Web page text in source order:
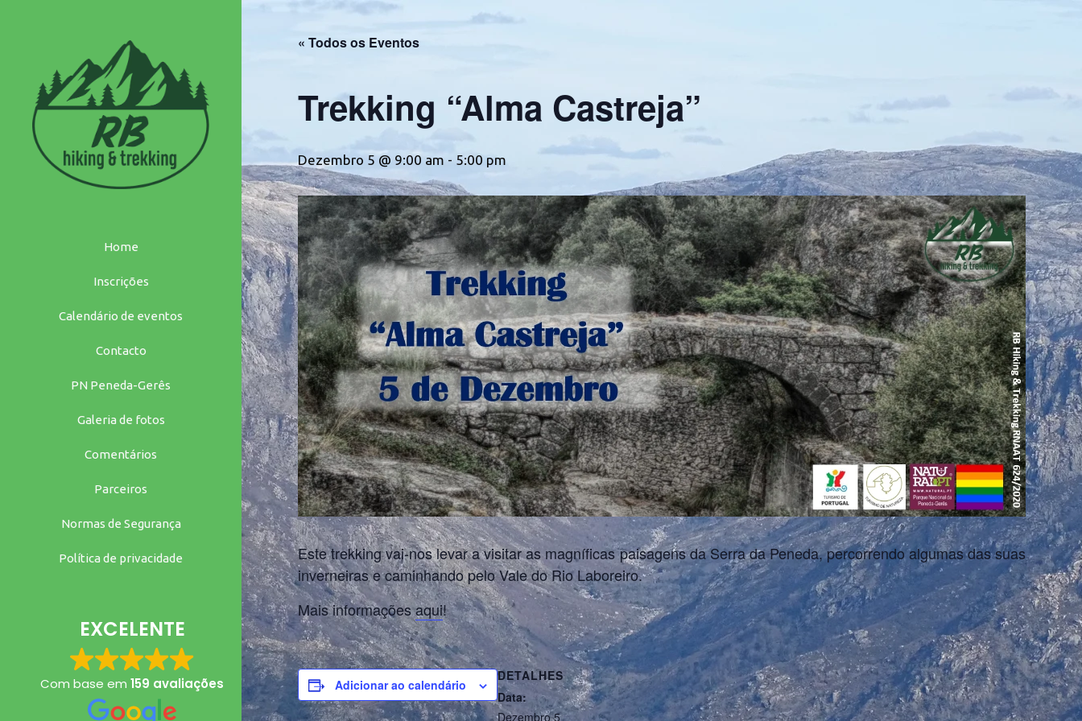
Home
Inscrições
Calendário de eventos
Contacto
PN Peneda-Gerês
Galeria de fotos
Comentários
Parceiros
Normas de Segurança
Política de privacidade
EXCELENTE
Com base em 159 avaliações
« Todos os Eventos
Trekking “Alma Castreja”
Dezembro 5 @ 9:00 am - 5:00 pm
Este trekking vai-nos levar a visitar as magníficas paisagens da Serra da Peneda, percorrendo algumas das suas
inverneiras e caminhando pelo Vale do Rio Laboreiro.
Mais informaçõesaqui!
Adicionar ao calendário
DETALHES
Data:
Dezembro 5